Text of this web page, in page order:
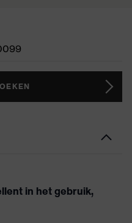
in het gebruik,